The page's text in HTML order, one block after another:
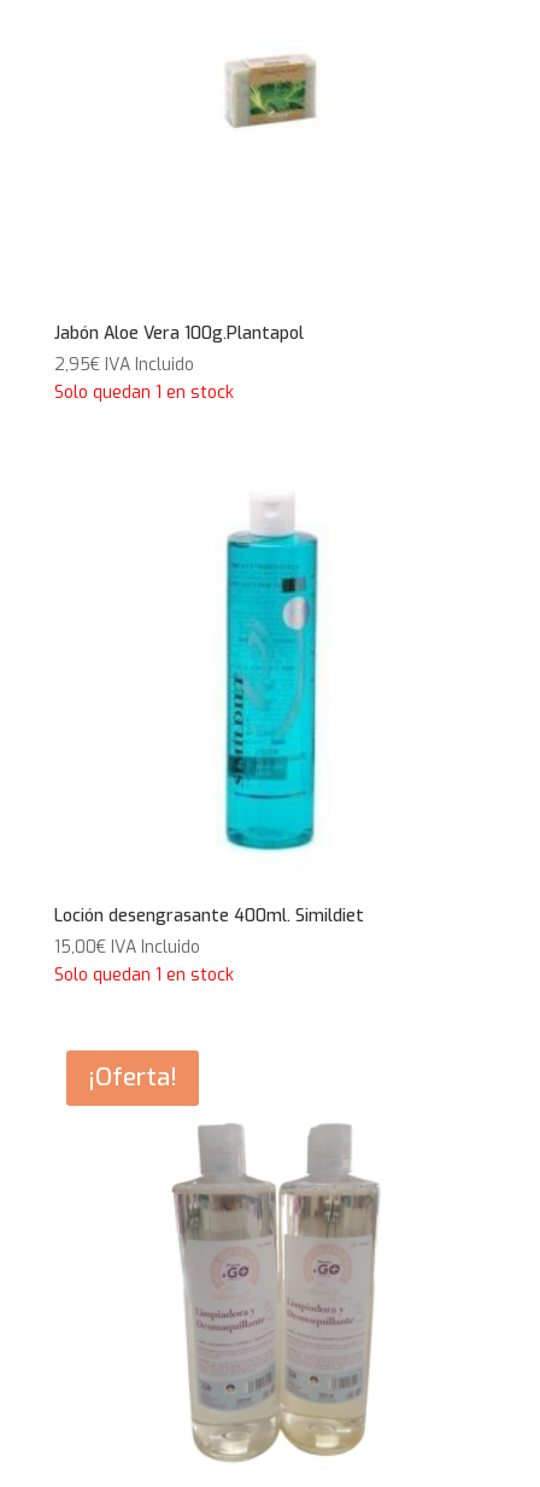
Jabón Aloe Vera 100g.Plantapol
2,95€ IVA Incluido
Solo quedan 1 en stock
Loción desengrasante 400ml. Simildiet
15,00€ IVA Incluido
Solo quedan 1 en stock
¡Oferta!